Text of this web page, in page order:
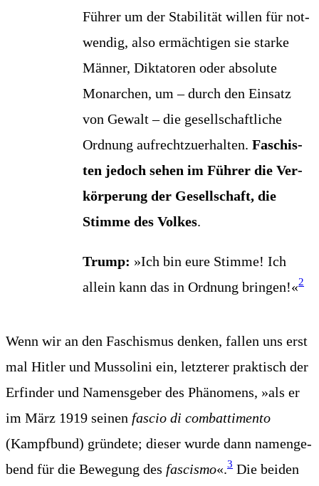
Füh­rer um der Sta­bi­li­tät wil­len für not­
wen­dig, also ermäch­ti­gen sie star­ke
Män­ner, Dik­ta­to­ren oder abso­lu­te
Mon­ar­chen, um – durch den Ein­satz
von Gewalt – die gesell­schaft­li­che
Ord­nung auf­recht­zu­er­hal­ten. Faschis­
ten jedoch sehen im Füh­rer die Ver­
kör­pe­rung der Gesell­schaft, die
Stim­me des Vol­kes.
Trump: »Ich bin eure Stim­me! Ich
allein kann das in Ord­nung brin­gen!«2
Wenn wir an den Faschis­mus den­ken, fal­len uns erst
mal Hit­ler und Mus­so­li­ni ein, letz­te­rer prak­tisch der
Erfin­der und Namens­ge­ber des Phä­no­mens, »als er
im März 1919 sei­nen fascio di com­bat­ti­men­to
(Kampf­bund) grün­de­te; die­ser wur­de dann namen­ge­
bend für die Bewe­gung des fascis­mo«.3 Die bei­den